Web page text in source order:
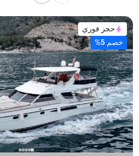
للإيجارات اليومية، فتنطبق سعة الإبحار.
حجز فوري
خصم 5%